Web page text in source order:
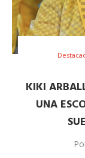
KIKI
UNA